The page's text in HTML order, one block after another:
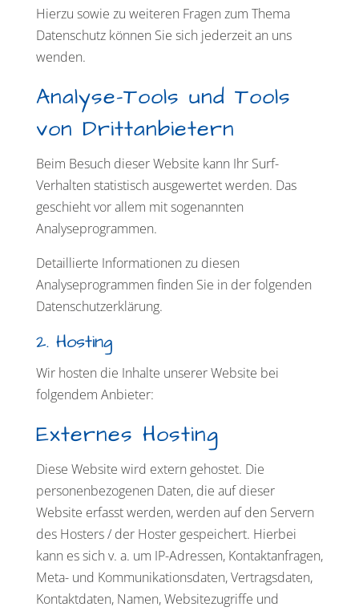
Hierzu sowie zu weiteren Fragen zum Thema
Datenschutz können Sie sich jederzeit an uns
wenden.
Analyse-Tools und Tools
von Dritt­anbietern
Beim Besuch dieser Website kann Ihr Surf-
Verhalten statistisch ausgewertet werden. Das
geschieht vor allem mit sogenannten
Analyseprogrammen.
Detaillierte Informationen zu diesen
Analyseprogrammen finden Sie in der folgenden
Datenschutzerklärung.
2. Hosting
Wir hosten die Inhalte unserer Website bei
folgendem Anbieter:
Externes Hosting
Diese Website wird extern gehostet. Die
personenbezogenen Daten, die auf dieser
Website erfasst werden, werden auf den Servern
des Hosters / der Hoster gespeichert. Hierbei
kann es sich v. a. um IP-Adressen, Kontaktanfragen,
Meta- und Kommunikationsdaten, Vertragsdaten,
Kontaktdaten, Namen, Websitezugriffe und